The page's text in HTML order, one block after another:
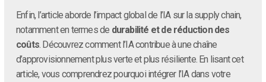
Enfin, l’article aborde l’impact global de l’IA sur la supply chain,
notamment en termes de durabilité et de réduction des
coûts. Découvrez comment l’IA contribue à une chaîne
d’approvisionnement plus verte et plus résiliente. En lisant cet
article, vous comprendrez pourquoi intégrer l’IA dans votre